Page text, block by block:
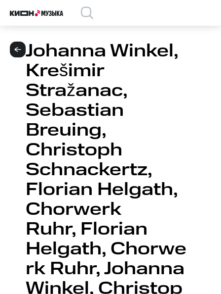
Johanna Winkel,
Krešimir
Stražanac,
Sebastian
Breuing,
Christoph
Schnackertz,
Florian Helgath,
Chorwerk
Ruhr, Florian
Helgath, Chorwe
rk Ruhr, Johanna
Winkel, Christop